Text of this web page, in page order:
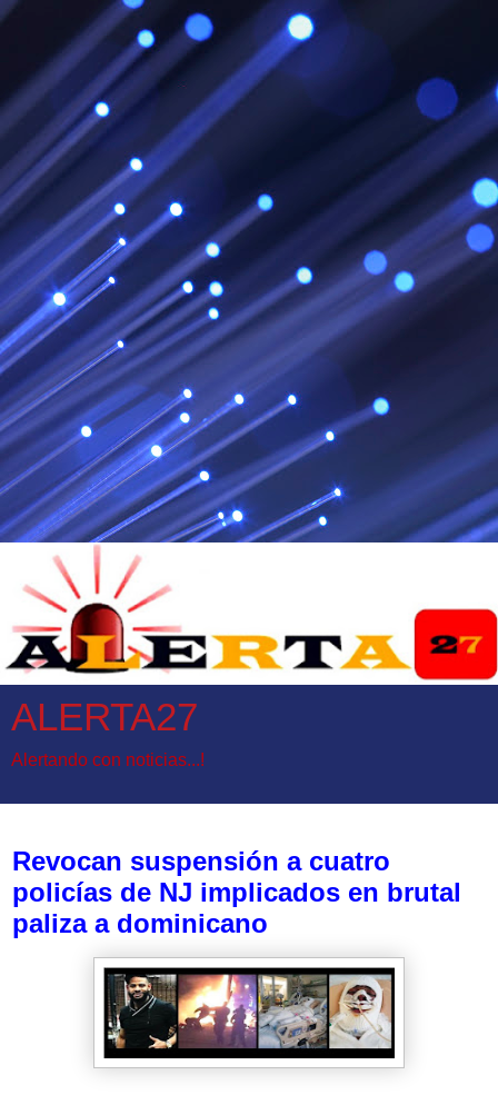
ALERTA27
Alertando con noticias...!
Revocan suspensión a cuatro
policías de NJ implicados en brutal
paliza a dominicano